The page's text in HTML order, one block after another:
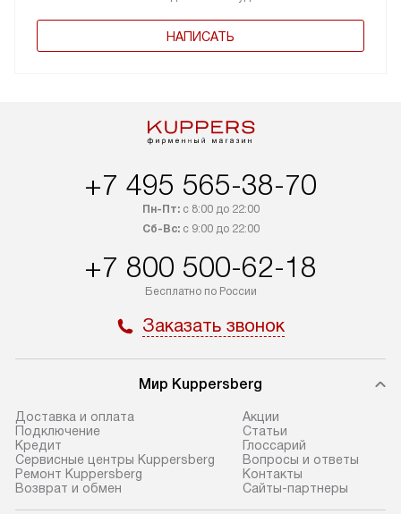
НАПИСАТЬ
+7 495 565-38-70
Пн-Пт:с 8:00 до 22:00
Сб-Вс:с 9:00 до 22:00
+7 800 500-62-18
Бесплатно по России
Заказать звонок
Мир Kuppersberg
Доставка и оплата
Подключение
Кредит
Сервисные центры Kuppersberg
Ремонт Kuppersberg
Возврат и обмен
Акции
Cтатьи
Глоссарий
Вопросы и ответы
Контакты
Сайты-партнеры